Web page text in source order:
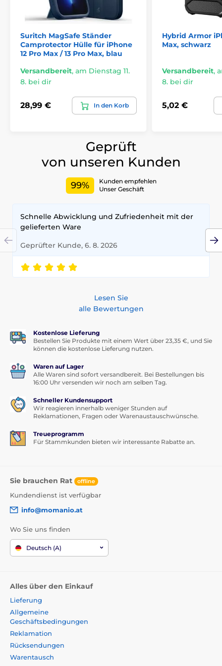
Suritch MagSafe Ständer
Camprotector Hülle für iPhone
12 Pro Max / 13 Pro Max, blau
Versandbereit, am Dienstag 11.
8. bei dir
28,99 € In den Korb
Hybrid Armor
Max, schwarz
Versandbereit,
8. bei dir
5,02 €
Geprüft
von unseren Kunden
99%
Kunden empfehlen
Unser Geschäft
Schnelle Abwicklung und Zufriedenheit mit der
gelieferten Ware
Geprüfter Kunde, 6. 8. 2026
Lesen Sie
alle Bewertungen
Kostenlose Lieferung
Bestellen Sie Produkte mit einem Wert über 23,35 €, und Sie
können die kostenlose Lieferung nutzen.
Waren auf Lager
Alle Waren sind sofort versandbereit. Bei Bestellungen bis
16:00 Uhr versenden wir noch am selben Tag.
Schneller Kundensupport
Wir reagieren innerhalb weniger Stunden auf
Reklamationen, Fragen oder Warenaustauschwünsche.
Treueprogramm
Für Stammkunden bieten wir interessante Rabatte an.
Sie brauchen Rat offline
Kundendienst ist verfügbar
info@momanio.at
Wo Sie uns finden
Deutsch (A)
Alles über den Einkauf
Lieferung
Allgemeine
Geschäftsbedingungen
Reklamation
Rücksendungen
Warentausch